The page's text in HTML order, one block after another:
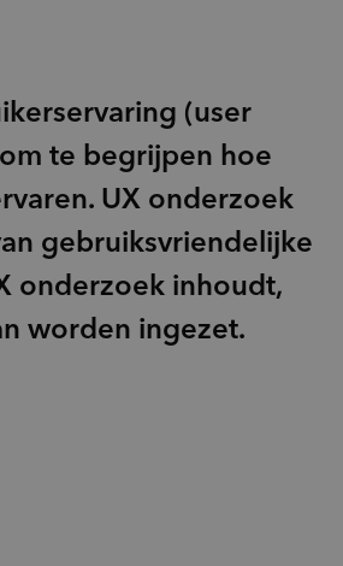
(user
te begrijpen hoe
UX onderzoek
gebruiksvriendelijke
onderzoek inhoudt,
worden ingezet.